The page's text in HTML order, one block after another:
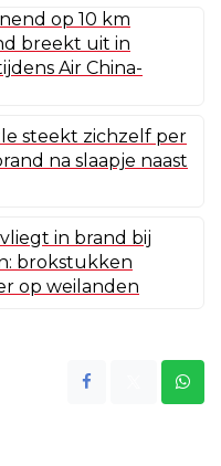
op 10 km
breekt uit in
Air China-
steekt zichzelf per
na slaapje naast
in brand bij
brokstukken
op weilanden